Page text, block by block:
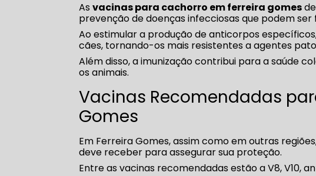
Asvacinas para cachorro em ferreira gomes
prevenção de doenças infecciosas que podem ser
Ao estimular a produção de anticorpos
cães, tornando-os mais resistentes a agentes
Além disso, a imunização contribui para a saúde
os animais.
Vacinas Recomendadas
Gomes
Em Ferreira Gomes, assim como em outras
deve receber para assegurar sua proteção.
Entre as vacinas recomendadas estão a V8, V10,